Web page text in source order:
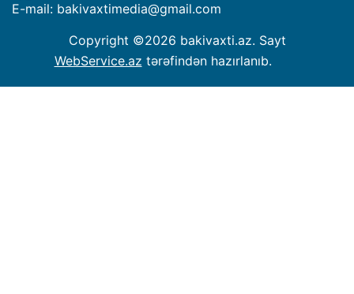
E-mail: bakivaxtimedia@gmail.com
Copyright ©2026 bakivaxti.az. Sayt
WebService.az tərəfindən hazırlanıb.